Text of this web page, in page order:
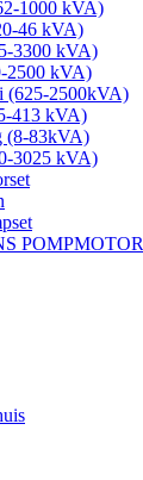
1000 kVA)
46 kVA)
3300 kVA)
2500 kVA)
(625-2500kVA)
413 kVA)
(8-83kVA)
3025 kVA)
POMPMOTOR